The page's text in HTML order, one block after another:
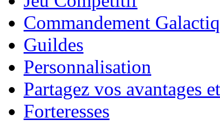
Commandement
Guildes
Personnalisation
Partagez vos avantages
Forteresses